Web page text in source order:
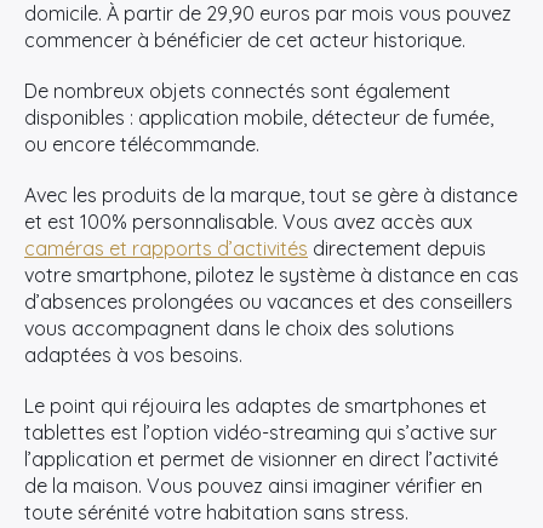
domicile. À partir de 29,90 euros par mois vous pouvez
commencer à bénéficier de cet acteur historique.
De nombreux objets connectés sont également
disponibles : application mobile, détecteur de fumée,
ou encore télécommande.
Avec les produits de la marque, tout se gère à distance
et est 100% personnalisable. Vous avez accès aux
caméras et rapports d’activités directement depuis
votre smartphone, pilotez le système à distance en cas
d’absences prolongées ou vacances et des conseillers
vous accompagnent dans le choix des solutions
adaptées à vos besoins.
Le point qui réjouira les adaptes de smartphones et
tablettes est l’option vidéo-streaming qui s’active sur
l’application et permet de visionner en direct l’activité
de la maison. Vous pouvez ainsi imaginer vérifier en
toute sérénité votre habitation sans stress.